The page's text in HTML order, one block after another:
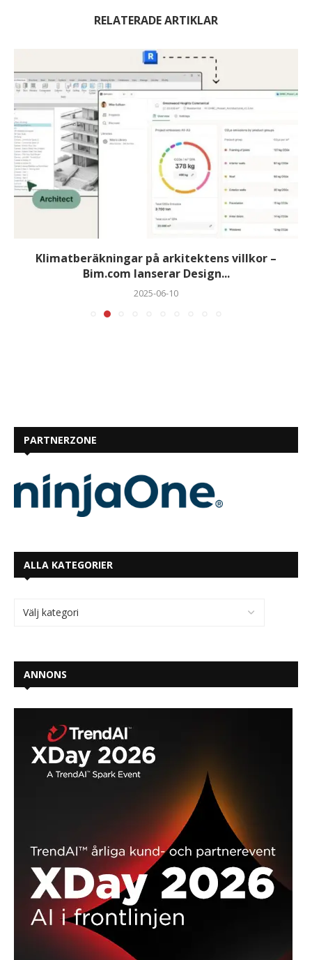
RELATERADE ARTIKLAR
Klimatberäkningar på arkitektens villkor –
Bim.com lanserar Design...
2025-06-10
PARTNERZONE
ALLA KATEGORIER
ANNONS